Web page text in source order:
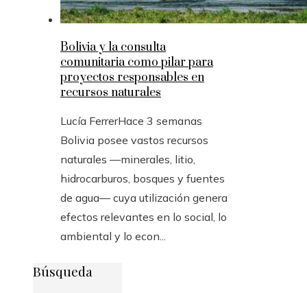
Bolivia y la consulta
comunitaria como pilar para
proyectos responsables en
recursos naturales
Lucía FerrerHace 3 semanas
Bolivia posee vastos recursos
naturales —minerales, litio,
hidrocarburos, bosques y fuentes
de agua— cuya utilización genera
efectos relevantes en lo social, lo
ambiental y lo econ...
Búsqueda